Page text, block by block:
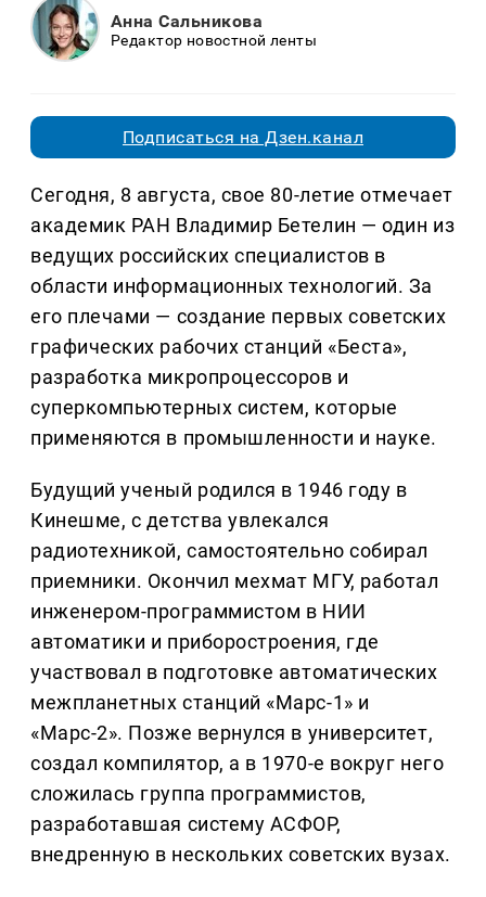
Анна Сальникова
Редактор новостной ленты
Подписаться на Дзен.канал
Сегодня, 8 августа, свое 80-летие отмечает
академик РАН Владимир Бетелин — один из
ведущих российских специалистов в
области информационных технологий. За
его плечами — создание первых советских
графических рабочих станций «Беста»,
разработка микропроцессоров и
суперкомпьютерных систем, которые
применяются в промышленности и науке.
Будущий ученый родился в 1946 году в
Кинешме, с детства увлекался
радиотехникой, самостоятельно собирал
приемники. Окончил мехмат МГУ, работал
инженером-программистом в НИИ
автоматики и приборостроения, где
участвовал в подготовке автоматических
межпланетных станций «Марс-1» и
«Марс-2». Позже вернулся в университет,
создал компилятор, а в 1970-е вокруг него
сложилась группа программистов,
разработавшая систему АСФОР,
внедренную в нескольких советских вузах.